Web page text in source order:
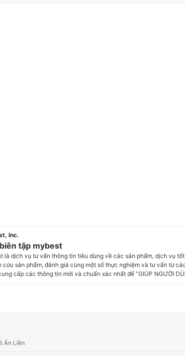
Inc.
tập mybest
là dịch vụ tư vấn thông tin tiêu dùng về các sản phẩm, dịch vụ
cứu sản phẩm, đánh giá cùng một số thực nghiệm và tư vấn từ
cấp các thông tin mới và chuẩn xác nhất để “GIÚP NGƯỜI
Ăn Liền